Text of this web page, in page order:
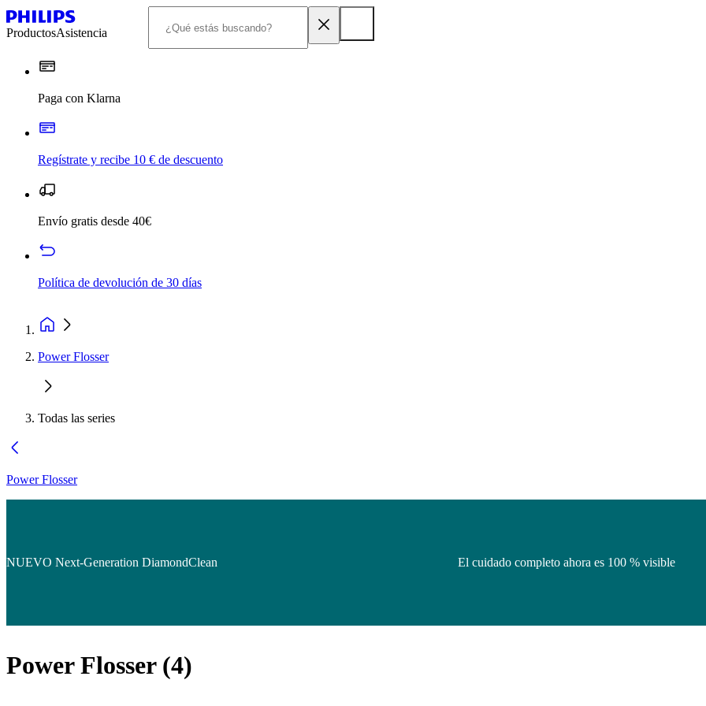
ProductosAsistencia
Paga con Klarna
Regístrate y recibe 10 € de descuento
Envío gratis desde 40€
Política de devolución de 30 días
Power Flosser
Todas las series
Power Flosser
NUEVO Next-Generation DiamondClean El cuidado completo ahora es 100 % visible
Power Flosser(4)